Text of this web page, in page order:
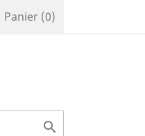
Panier (0)
